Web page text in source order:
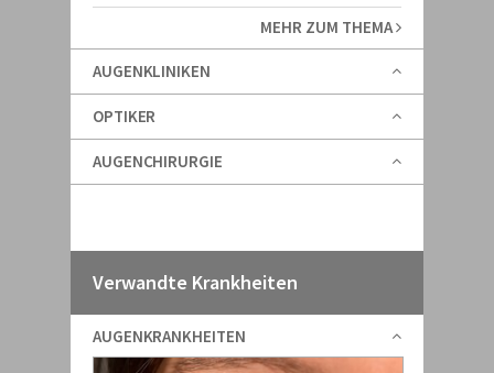
MEHR ZUM THEMA
AUGENKLINIKEN
OPTIKER
AUGENCHIRURGIE
Verwandte Krankheiten
AUGENKRANKHEITEN